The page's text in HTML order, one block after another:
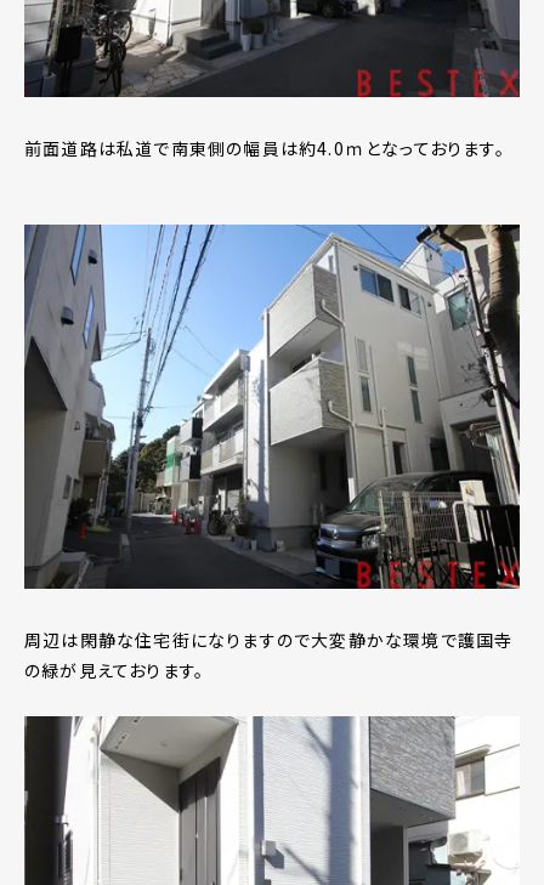
前面道路は私道で南東側の幅員は約4.0ｍとなっております。
周辺は閑静な住宅街になりますので大変静かな環境で護国寺
の緑が見えております。